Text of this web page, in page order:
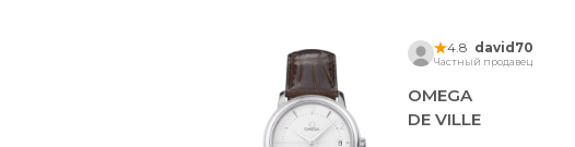
4.8 david70
Частный продавец
OMEGA
DE VILLE